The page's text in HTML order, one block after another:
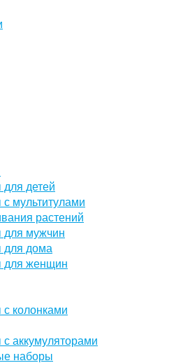
детей
мультитулами
растений
мужчин
для дома
для женщин
колонками
аккумуляторами
наборы